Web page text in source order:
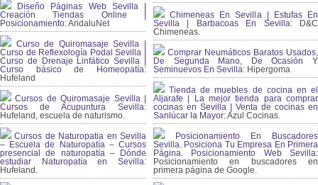
Diseño Páginas Web Sevilla |
Creación Tiendas Online |
Posicionamiento:AndaluNet
Curso de Quiromasaje Sevilla |
Curso de Reflexología Podal Sevilla |
Curso de Drenaje Linfático Sevilla |
Curso básico de Homeopatía:
Hufeland
Cursos de Quiromasaje Sevilla |
Cursos de Acupuntura Sevilla:
Hufeland, escuela de naturismo.
Cursos de Naturopatia en Sevilla
– Escuela de Naturopatía – Cursos
presencial de naturopatía – Dónde
estudiar Naturopatía en Sevilla:
Hufeland.
Chimeneas En Sevilla | Estufas En
Sevilla | Barbacoas En Sevilla:D&C
Chimeneas.
Comprar Neumáticos Baratos Usados,
De Segunda Mano, De Ocasión Y
Seminuevos En Sevilla: Hipergoma
Tienda de muebles de cocina en el
Aljarafe | La mejor tienda para comprar
cocinas en Sevilla | Venta de cocinas en
Sanlúcar la Mayor:Azul Cocinas.
Posicionamiento En Buscadores
Sevilla. Posiciona Tu Empresa En Primera
Página. Posicionamiento Web Sevilla:
Posicionamiento en buscadores en
primera página de Google.